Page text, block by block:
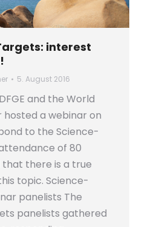
interest
5. August 2016
and the World
a webinar on
to the Science-
of 80
there is a true
topic. Science-
panelists The
panelists gathered